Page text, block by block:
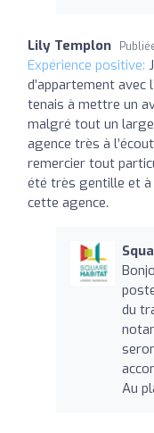
Lily Templon
Expérience positive:
d’appartement avec
tenais à mettre un
malgré tout un large
agence très à
remercier tout
été très gentille et à
cette agence.
du
Au